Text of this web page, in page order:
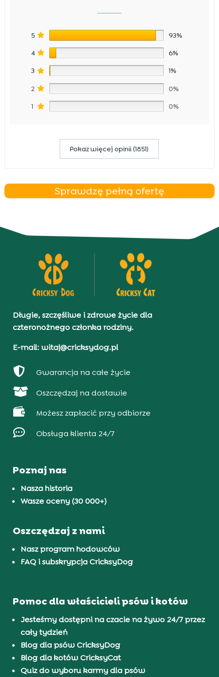
5 93%
4 6%
3 1%
2 0%
1 0%
Pokaz więcej opinii (1851)
Sprawdzę pełną ofertę
Długie, szczęśliwe i zdrowe życie dla
czteronożnego członka rodziny.
E-mail: witaj@cricksydog.pl
 Gwarancja na całe życie
 Oszczędzaj na dostawie
 Możesz zapłacić przy odbiorze
 Obsługa klienta 24/7
Poznaj nas
Nasza historia
Wasze oceny (30 000+)
Oszczędzaj z nami
Nasz program hodowców
FAQ i subskrypcja CricksyDog
Pomoc dla właścicieli psów i kotów
Jesteśmy dostępni na czacie na żywo 24/7 przez
cały tydzień
Blog dla psów CricksyDog
Blog dla kotów CricksyCat
Quiz do wyboru karmy dla psów